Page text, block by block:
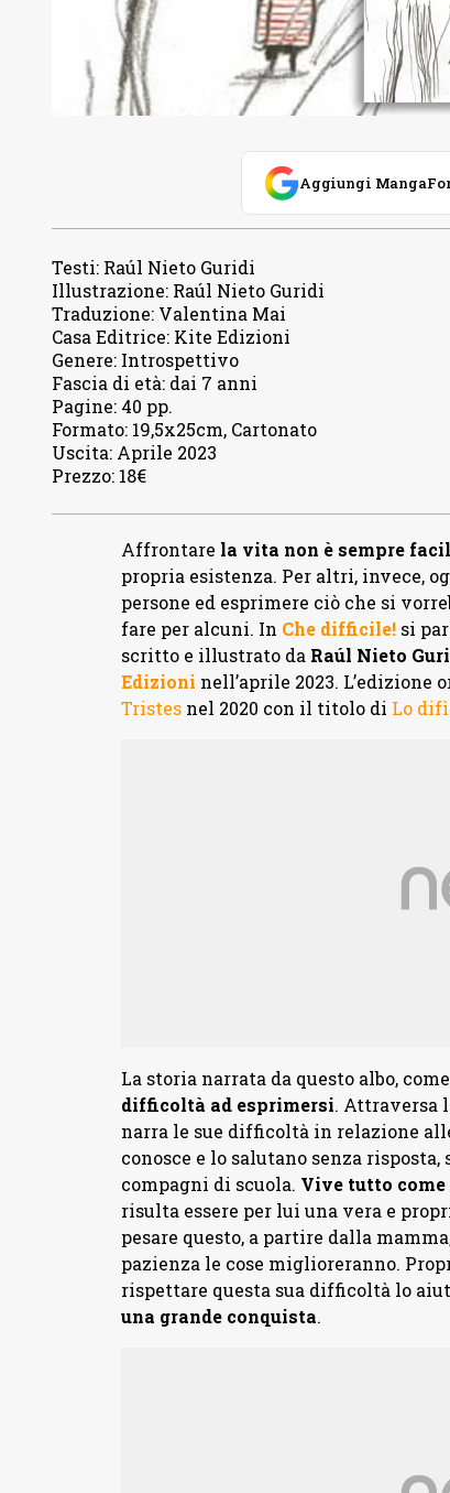
Aggiungi
Testi: Raúl Nieto Guridi
Illustrazione: Raúl Nieto Guridi
Traduzione: Valentina Mai
Casa Editrice: Kite Edizioni
Genere: Introspettivo
Fascia di età: dai 7 anni
Pagine: 40 pp.
Formato: 19,5x25cm, Cartonato
Uscita: Aprile 2023
Prezzo: 18€
Affrontare la vita non è sempre
propria esistenza. Per altri, invece,
persone ed esprimere ciò che si
fare per alcuni. In Che difficile!si
scritto e illustrato da Raúl Nieto
Edizioni nell’aprile 2023. L’edizione
Tristesnel 2020 con il titolo di Lo
La storia narrata da questo albo,
difficoltà ad esprimersi. Attraversa
narra le sue difficoltà in relazione
conosce e lo salutano senza
compagni di scuola. Vive tutto come
risulta essere per lui una vera e
pesare questo, a partire dalla
pazienza le cose miglioreranno.
rispettare questa sua difficoltà lo
una grande conquista.